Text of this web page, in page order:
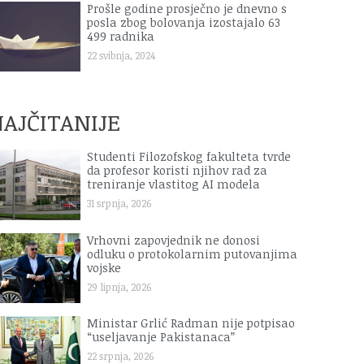
Prošle godine prosječno je dnevno s
posla zbog bolovanja izostajalo 63
499 radnika
22 svibnja, 2024
Studenti Filozofskog fakulteta tvrde
da profesor koristi njihov rad za
treniranje vlastitog AI modela
31 srpnja, 2026
Vrhovni zapovjednik ne donosi
odluku o protokolarnim putovanjima
vojske
29 lipnja, 2026
Ministar Grlić Radman nije potpisao
“useljavanje Pakistanaca”
22 srpnja, 2026